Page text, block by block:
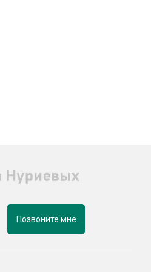
Позвоните мне